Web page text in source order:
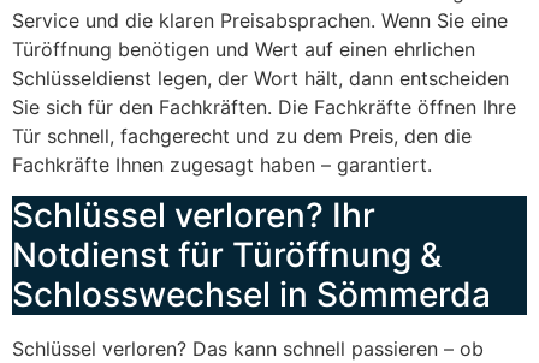
Service und die klaren Preisabsprachen. Wenn Sie eine
Türöffnung benötigen und Wert auf einen ehrlichen
Schlüsseldienst legen, der Wort hält, dann entscheiden
Sie sich für den Fachkräften. Die Fachkräfte öffnen Ihre
Tür schnell, fachgerecht und zu dem Preis, den die
Fachkräfte Ihnen zugesagt haben – garantiert.
Schlüssel verloren? Ihr
Notdienst für Türöffnung &
Schlosswechsel in Sömmerda
Schlüssel verloren? Das kann schnell passieren – ob